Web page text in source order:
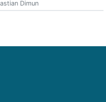
Dimun